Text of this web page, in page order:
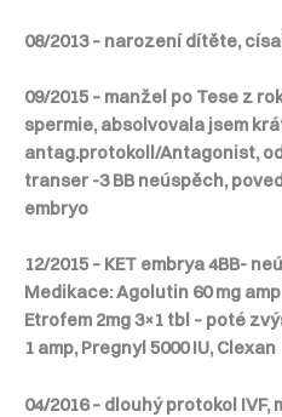
08/2013 – narození dítěte,
09/2015 – manžel po Tese z
spermie, absolvovala jsem
antag.protokoll/Antagonist,
transer -3 BB neúspěch,
embryo
12/2015 – KET embrya 4BB-
Medikace: Agolutin 60 mg
Etrofem 2mg 3×1 tbl – poté
1 amp, Pregnyl 5000 IU, Clexan
04/2016 – dlouhý protokol